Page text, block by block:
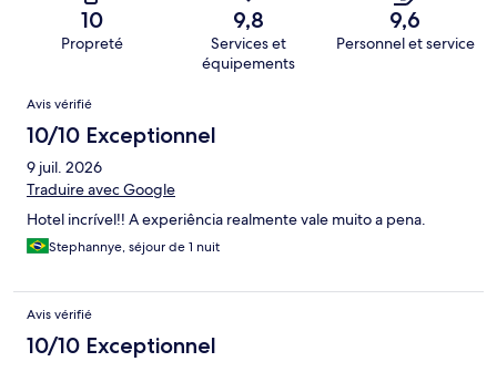
10
Propreté
9,8
Services et
équipements
9,6
Personnel et service
Avis
Avis vérifié
10/10 Exceptionnel
9 juil. 2026
Traduire avec Google
Hotel incrível!! A experiência realmente vale muito a pena.
Stephannye, séjour de 1 nuit
Avis vérifié
10/10 Exceptionnel